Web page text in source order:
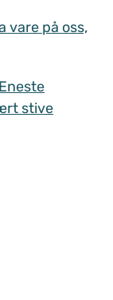
vare på oss,
stive